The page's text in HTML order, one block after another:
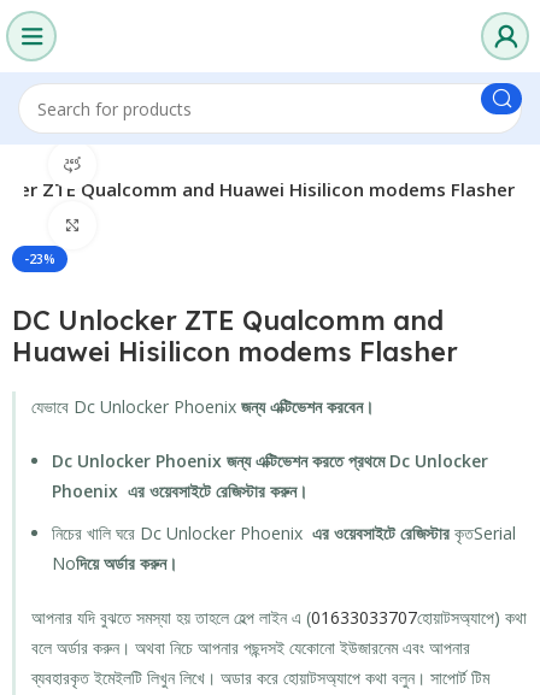
ZTE Qualcomm and Huawei Hisilicon modems Flasher
-23%
DC Unlocker ZTE Qualcomm and
Huawei Hisilicon modems Flasher
যেভাবে Dc Unlocker Phoenixজন্য এক্টিভেশন করবেন।
Dc Unlocker Phoenix জন্য এক্টিভেশন করতে প্রথমে Dc Unlocker
Phoenix এর ওয়েবসাইটে রেজিস্টার করুন।
নিচের খালি ঘরে Dc Unlocker Phoenixএর ওয়েবসাইটে রেজিস্টার কৃতSerial
Noদিয়ে অর্ডার করুন।
আপনার যদি বুঝতে সমস্যা হয় তাহলে হেল্প লাইন এ (01633033707হোয়াটসঅ্যাপে) কথা
বলে অর্ডার করুন। অথবা নিচে আপনার পছন্দসই যেকোনো ইউজারনেম এবং আপনার
ব্যবহারকৃত ইমেইলটি লিখুন লিখে। অডার করে হোয়াটসঅ্যাপে কথা বলুন। সাপোর্ট টিম